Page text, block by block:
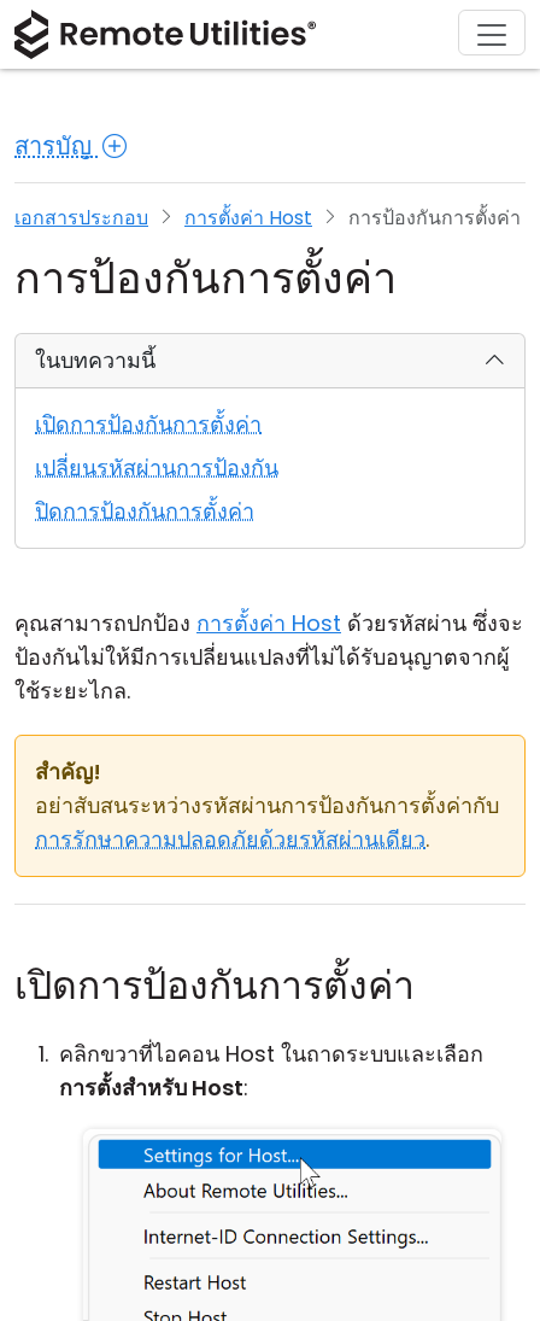
สารบัญ
เอกสารประกอบ การตั้งค่า Host การป้องกันการตั้งค่า
การป้องกันการตั้งค่า
ในบทความนี้
เปิดการป้องกันการตั้งค่า
เปลี่ยนรหัสผ่านการป้องกัน
ปิดการป้องกันการตั้งค่า
คุณสามารถปกป้อง การตั้งค่า Host ด้วยรหัสผ่าน ซึ่งจะ
ป้องกันไม่ให้มีการเปลี่ยนแปลงที่ไม่ได้รับอนุญาตจากผู้
ใช้ระยะไกล.
สำคัญ!
อย่าสับสนระหว่างรหัสผ่านการป้องกันการตั้งค่ากับ
การรักษาความปลอดภัยด้วยรหัสผ่านเดียว.
เปิดการป้องกันการตั้งค่า
คลิกขวาที่ไอคอน Host ในถาดระบบและเลือก
การตั้งสำหรับ Host:
ผลิตภัณฑ์
ความปลอดภัย
ภาพหน้าจอ
หมายเหตุประจำรุ่น
โหมดการเชื่อมต่อ
การเข้าถึงแบบไม่ต้องดูแล
การสนับสนุน Active Directory
การกำหนดค่า MSI
โซลูชัน
การผลิตและการค้าปลีก
การดูแลสุขภาพ
การศึกษาและรัฐบาล
เทคโนโลยีสารสนเทศ
ดาวน์โหลด
macOS
Linux
iOS/Android
ซื้อ
ผู้ช่วยใบอนุญาต
อัปเกรดใบอนุญาตของคุณ
สนับสนุน
เอกสารประกอบ
ฐานความรู้
เกี่ยวกับ
ห้องข่าว
เขียนรีวิว